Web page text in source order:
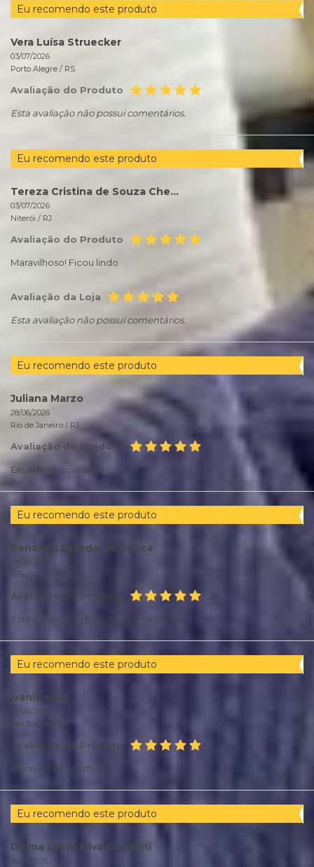
Eu recomendo este produto
Vera Luísa Struecker
03/07/2026
Porto Alegre / RS
Avaliação do Produto
Esta avaliação não possui comentários.
Eu recomendo este produto
Tereza Cristina de Souza Chedid
03/07/2026
Niterói / RJ
Avaliação do Produto
Maravilhoso! Ficou lindo
Avaliação da Loja
Esta avaliação não possui comentários.
Eu recomendo este produto
Juliana Marzo
28/06/2026
Rio de Janeiro / RJ
Avaliação do Produto
Excelente qualidade !
Eu recomendo este produto
Renata Azevedo de Souza
28/06/2026
Belo Horizonte /
MG
Avaliação do Produto
Esta avaliação não possui comentários.
Eu recomendo este produto
Ivania cruz
27/06/2026
São Roque / SP
Avaliação do Produto
Maravilhoso , perfeito
Eu recomendo este produto
Dalma Lucia Silva Esquifini
16/06/2026